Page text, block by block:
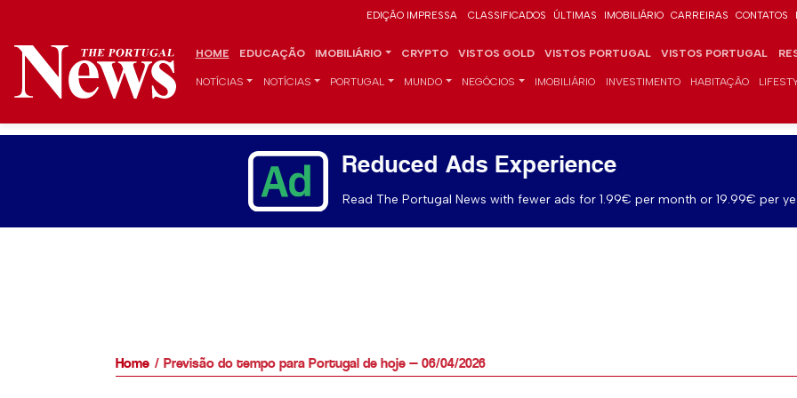
EDIÇÃO IMPRESSA CLASSIFICADOS ÚLTIMAS IMOBILIÁRIO CARREIRAS CONTATOS
HOME EDUCAÇÃO IMOBILIÁRIO CRYPTO VISTOS GOLD VISTOS PORTUGAL VISTOS PORTUGAL
NOTÍCIAS NOTÍCIAS PORTUGAL MUNDO NEGÓCIOS IMOBILIÁRIO INVESTIMENTO HABITAÇÃO
Reduced Ads Experience
Read The Portugal News with fewer ads for 1.99€ per month or 19.99€ per
Home Previsão do tempo para Portugal de hoje — 06/04/2026